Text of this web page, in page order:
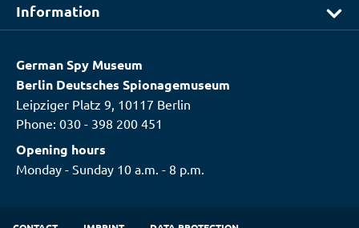
Information
German Spy Museum
Berlin Deutsches Spionagemuseum
Leipziger Platz 9, 10117 Berlin
Phone: 030 - 398 200 451
Opening hours
Monday - Sunday 10 a.m. - 8 p.m.